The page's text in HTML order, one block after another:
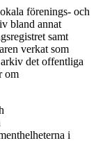
förenings- och
bland annat
samt
verkat som
det offentliga
om
i